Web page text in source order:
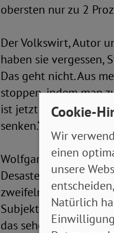
obersten nur zu 2
Der Volkswirt, Autor
haben sie vergessen,
Das geht nicht. Aus
stoppen, indem man
ist jetzt nach einer
senken.“
Wolfgang M. Schmitt
Desaster: „Das hat
zweifeln lassen und
Subjekte ausbilden,
das sehen wir auch
Cookie-
Wir
einen
unsere
Natürlich